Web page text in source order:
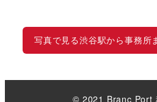
写真で見る渋谷駅から事務所
© 2021 Branc Port